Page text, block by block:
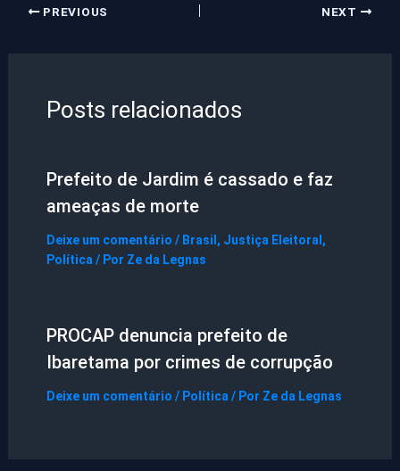
PREVIOUS NEXT
Posts relacionados
Prefeito de Jardim é cassado e faz
ameaças de morte
Deixe um comentário / Brasil , Justiça Eleitoral ,
Política / Por Ze da Legnas
PROCAP denuncia prefeito de
Ibaretama por crimes de corrupção
Deixe um comentário / Política / Por Ze da Legnas